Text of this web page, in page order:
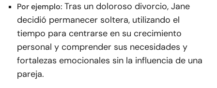
Por ejemplo: Tras un doloroso divorcio, Jane
decidió permanecer soltera, utilizando el
tiempo para centrarse en su crecimiento
personal y comprender sus necesidades y
fortalezas emocionales sin la influencia de una
pareja.